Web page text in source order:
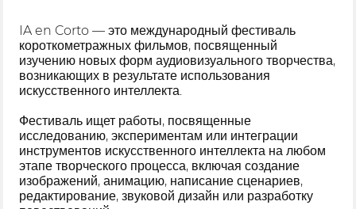
IA en Corto — это международный фестиваль
короткометражных фильмов, посвященный
изучению новых форм аудиовизуального творчества,
возникающих в результате использования
искусственного интеллекта.
Фестиваль ищет работы, посвященные
исследованию, экспериментам или интеграции
инструментов искусственного интеллекта на любом
этапе творческого процесса, включая создание
изображений, анимацию, написание сценариев,
редактирование, звуковой дизайн или разработку